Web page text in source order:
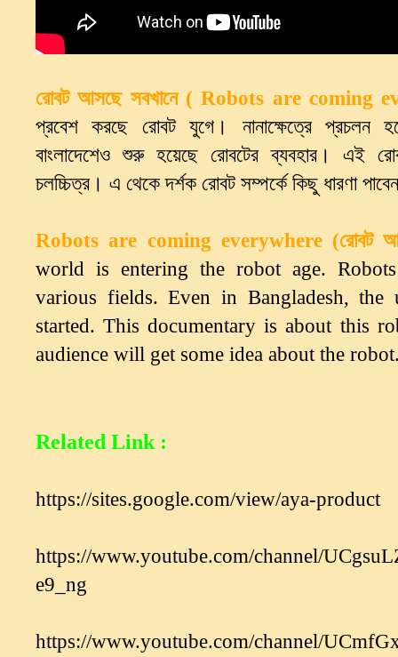
রোবট আসছে সবখানে ( Robots are coming
প্রবেশ করছে রোবট যুগে। নানাক্ষেত্রে প্রচলন
বাংলাদেশেও শুরু হয়েছে রোবটের ব্যবহার। এই
চলচ্চিত্র। এ থেকে দর্শক রোবট সম্পর্কে কিছু ধারণা
Robots are coming everywhere (রোবট
world is entering the robot age.
various fields. Even in Bangladesh, the
started. This documentary is about this
audience will get some idea about the
Related Link :
https://sites.google.com/view/aya-product
https://www.youtube.com/channel/
e9_ng
https://www.youtube.com/channel/